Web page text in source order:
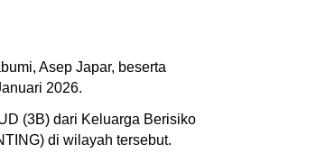
Asep Japar, beserta
2026.
(3B) dari Keluarga Berisiko
di wilayah tersebut.